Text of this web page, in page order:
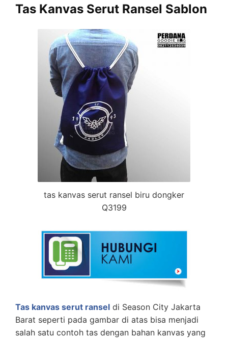
Tas Kanvas Serut Ransel Sablon
tas kanvas serut ransel biru dongker
Q3199
Tas kanvas serut ransel di Season City Jakarta
Barat seperti pada gambar di atas bisa menjadi
salah satu contoh tas dengan bahan kanvas yang